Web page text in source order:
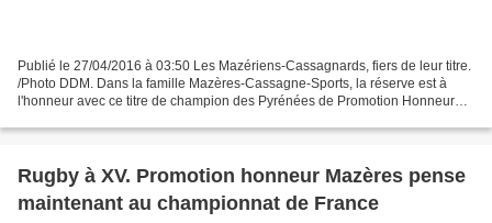
Publié le 27/04/2016 à 03:50 Les Mazériens-Cassagnards, fiers de leur titre.
/Photo DDM. Dans la famille Mazères-Cassagne-Sports, la réserve est à
l'honneur avec ce titre de champion des Pyrénées de Promotion Honneur
Rugby à XV. Promotion honneur Mazères pense
maintenant au championnat de France